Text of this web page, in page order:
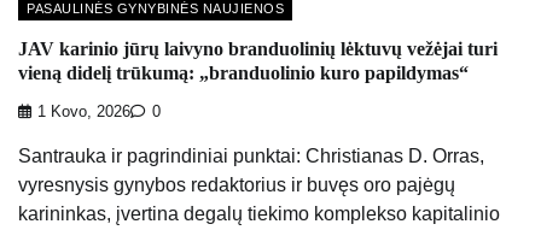
PASAULINĖS GYNYBINĖS NAUJIENOS
JAV karinio jūrų laivyno branduolinių lėktuvų vežėjai turi
vieną didelį trūkumą: „branduolinio kuro papildymas“
1 Kovo, 2026 0
Santrauka ir pagrindiniai punktai: Christianas D. Orras,
vyresnysis gynybos redaktorius ir buvęs oro pajėgų
karininkas, įvertina degalų tiekimo komplekso kapitalinio